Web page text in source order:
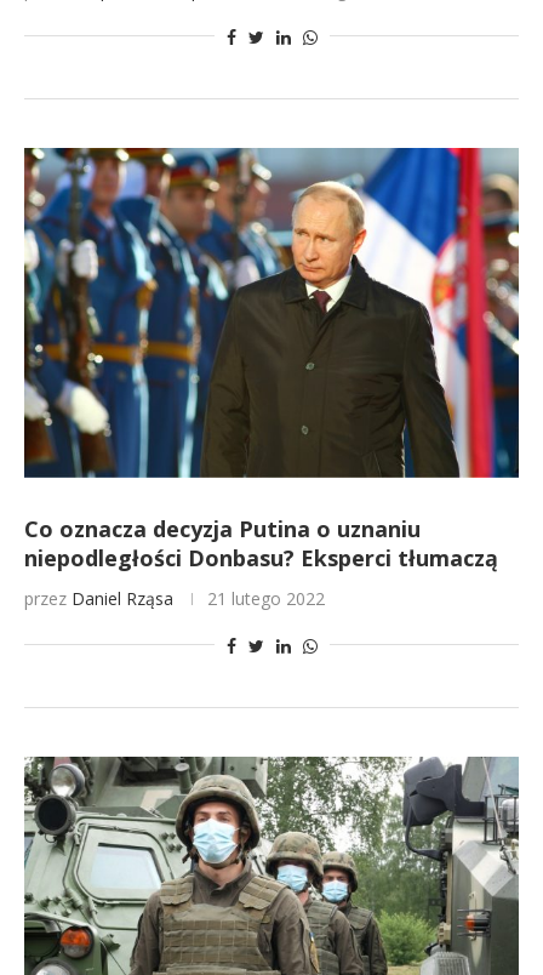
Co oznacza decyzja Putina o uznaniu
niepodległości Donbasu? Eksperci tłumaczą
przez Daniel Rząsa 21 lutego 2022